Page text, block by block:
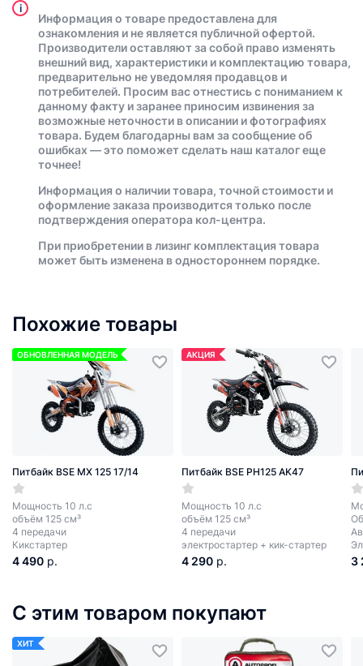
i
Информация о товаре предоставлена для
ознакомления и не является публичной офертой.
Производители оставляют за собой право изменять
внешний вид, характеристики и комплектацию товара,
предварительно не уведомляя продавцов и
потребителей. Просим вас отнестись с пониманием к
данному факту и заранее приносим извинения за
возможные неточности в описании и фотографиях
товара. Будем благодарны вам за сообщение об
ошибках — это поможет сделать наш каталог еще
точнее!
Информация о наличии товара, точной стоимости и
оформление заказа производится только после
подтверждения оператора кол-центра.
При приобретении в лизинг комплектация товара
может быть изменена в одностороннем порядке.
Похожие товары
ОБНОВЛЕННАЯ МОДЕЛЬ
Питбайк BSE MX 125 17/14
Мощность 10 л.с
объём 125 см³
4 передачи
Кикстартер
4 490 р.
АКЦИЯ
Питбайк BSE PH125 AK47
Мощность 10 л.с
объём 125 см³
4 передачи
электростартер + кик-стартер
4 290 р. 3
С этим товаром покупают
ХИТ